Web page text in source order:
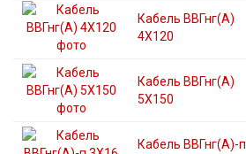
Кабель ВВГнг(А)
4X120
Кабель ВВГнг(А)
5X150
Кабель ВВГнг(А)-п